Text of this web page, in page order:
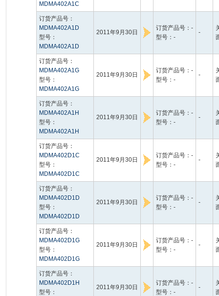
MDMA402A1C
订货产品号：
MDMA402A1D
型号：
MDMA402A1D
2011年9月30日
订货产品号：-
型号：-
-
订货产品号：
MDMA402A1G
型号：
MDMA402A1G
2011年9月30日
订货产品号：-
型号：-
-
订货产品号：
MDMA402A1H
型号：
MDMA402A1H
2011年9月30日
订货产品号：-
型号：-
-
订货产品号：
MDMA402D1C
型号：
MDMA402D1C
2011年9月30日
订货产品号：-
型号：-
-
订货产品号：
MDMA402D1D
型号：
MDMA402D1D
2011年9月30日
订货产品号：-
型号：-
-
订货产品号：
MDMA402D1G
型号：
MDMA402D1G
2011年9月30日
订货产品号：-
型号：-
-
订货产品号：
MDMA402D1H
型号：
2011年9月30日
订货产品号：-
型号：-
-